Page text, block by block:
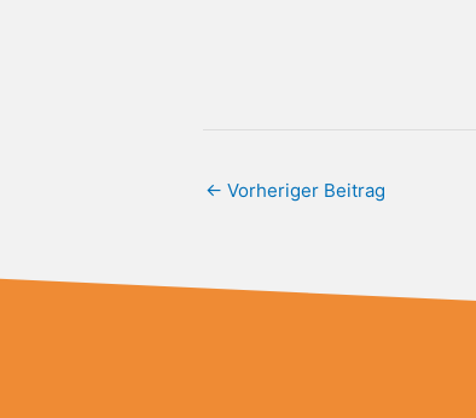
← Vorheriger Beitrag